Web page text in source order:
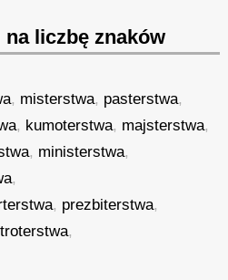
na liczbę znaków
, misterstwa, pasterstwa,
, kumoterstwa, majsterstwa,
, ministerstwa,
,
, prezbiterstwa,
,